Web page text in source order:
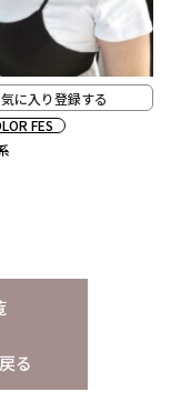
に入り登録する
FES
る